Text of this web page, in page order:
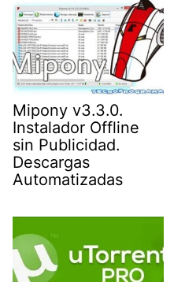
Mipony v3.3.0.
Instalador Offline
sin Publicidad.
Descargas
Automatizadas